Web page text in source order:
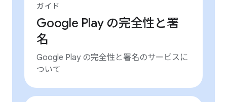
ガイド
Google Play の完全性と署
名
Google Play の完全性と署名のサービスに
ついて